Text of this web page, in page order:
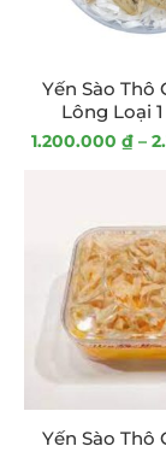
STOCK STATUS
On sale
In stock
CATEGORIES
Các Sản Phẩm
Nấm Đông
Yến Sào Thô
Lông Loại
1.200.000 ₫–
Yến Sào Thô